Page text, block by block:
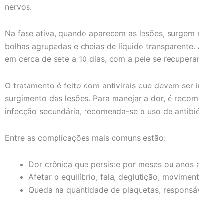
nervos.
Na fase ativa, quando aparecem as lesões,
bolhas agrupadas e cheias de líquido
em cerca de sete a 10 dias, com a pele se
O tratamento é feito com antivirais que devem ser
surgimento das lesões. Para manejar a dor, é
infecção secundária, recomenda-se o uso de
Entre as complicações mais comuns estão:
Dor crônica que persiste por meses ou anos
Afetar o equilíbrio, fala, deglutição,
Queda na quantidade de plaquetas,